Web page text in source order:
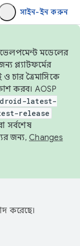
সাইন-ইন করুন
মডেলের
প্ল্যাটফর্মের
চার ত্রৈমাসিকে
করব। AOSP
latest-
release
সর্বশেষ
জন্য, Changes
করেছে।